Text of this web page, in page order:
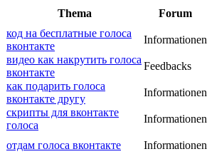
Thema Forum
код на бесплатные голоса
вконтакте
Informationen
видео как накрутить голоса
вконтакте
Feedbacks
как подарить голоса
вконтакте другу
Informationen
скрипты для вконтакте
голоса
Informationen
отдам голоса вконтакте
Informationen